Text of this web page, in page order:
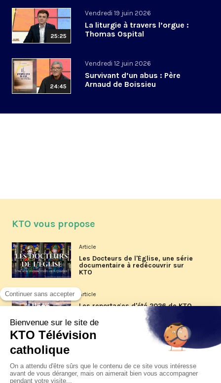
25:25
Vendredi 19 juin 2026
La liturgie à travers l’orgue :
Thomas Ospital
24:45
Vendredi 12 juin 2026
Survivant d’un abus : Père
Arnaud de Boissieu
KTO vous propose
Article
Les Docteurs de l'Église, une série
documentaire à redécouvrir sur
KTO
Article
Les reportages d'été 2026 de KTO
Article
La visite pastorale du pape Léon
jeudi 6 août